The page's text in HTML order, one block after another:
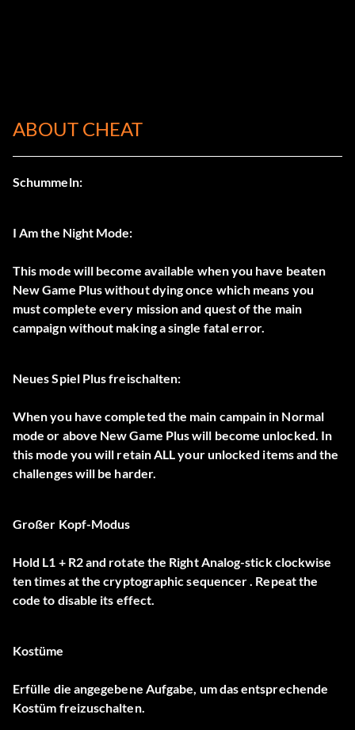
ABOUT CHEAT
Schummeln:
I Am the Night Mode:
This mode will become available when you have beaten
New Game Plus without dying once which means you
must complete every mission and quest of the main
campaign without making a single fatal error.
Neues Spiel Plus freischalten:
When you have completed the main campain in Normal
mode or above New Game Plus will become unlocked. In
this mode you will retain ALL your unlocked items and the
challenges will be harder.
Großer Kopf-Modus
Hold L1 + R2 and rotate the Right Analog-stick clockwise
ten times at the cryptographic sequencer . Repeat the
code to disable its effect.
Kostüme
Erfülle die angegebene Aufgabe, um das entsprechende
Kostüm freizuschalten.